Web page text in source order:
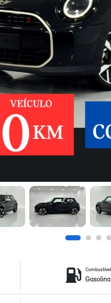
Combustível
Gasolina